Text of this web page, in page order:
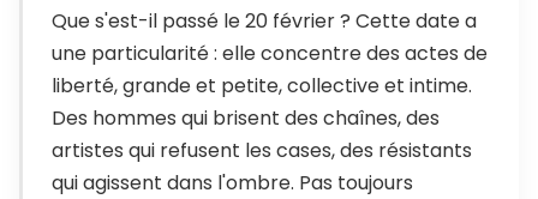
Que s'est-il passé le 20 février ? Cette date a
une particularité : elle concentre des actes de
liberté, grande et petite, collective et intime.
Des hommes qui brisent des chaînes, des
artistes qui refusent les cases, des résistants
qui agissent dans l'ombre. Pas toujours